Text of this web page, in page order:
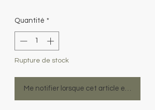
Quantité *
Rupture de stock
Me notifier lorsque cet article est